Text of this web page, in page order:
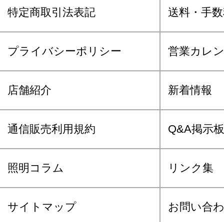
特定商取引法表記 送料・手
プライバシーポリシー 営業カレ
店舗紹介 新着情報
通信販売利用規約 Q&A掲示板
照明コラム リンク集
サイトマップ お問い合